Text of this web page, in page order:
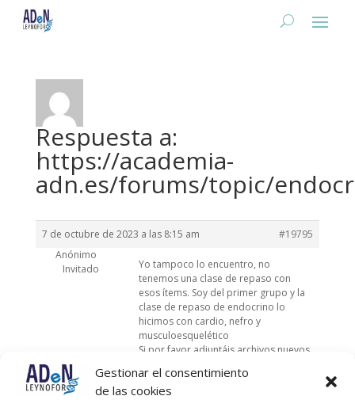
Gestionar el consentimiento
de las cookies
Respuesta a:
https://academia-
adn.es/forums/topic/
7 de octubre de 2023 a las 8:15 am
#19795
Anónimo
Invitado
Yo tampoco lo encuentro, no
tenemos una clase de repaso con
esos ítems. Soy del primer grupo y la
clase de repaso de endocrino lo
hicimos con cardio, nefro y
musculoesquelético
Si por favor adjuntáis archivos nuevos
agradecería que nos los hicierais
llegar también a los “antiguos”, jeje.